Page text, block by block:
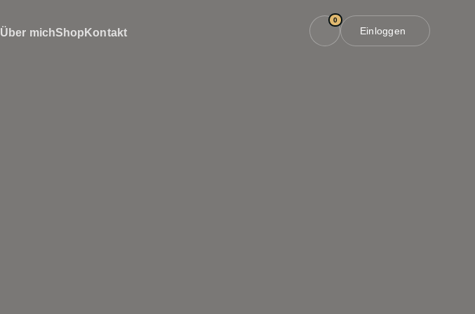
Über michShop Kontakt
0
Einloggen